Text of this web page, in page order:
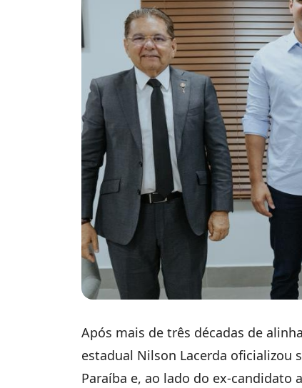
Após mais de três décadas de
estadual Nilson Lacerda oficializou
Paraíba e, ao lado do ex-candidato